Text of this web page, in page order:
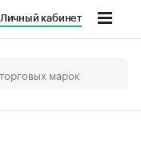
Личный кабинет